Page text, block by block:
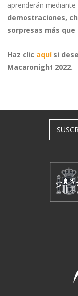
aprenderán mediante
demostraciones,
sorpresas más
Haz clic aquísi
Macaronight 2022.